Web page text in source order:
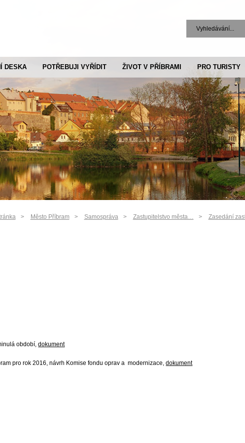
DESKA POTŘEBUJI VYŘÍDIT ŽIVOT V PŘÍBRAMI PRO TURISTY
Město Příbram Samospráva Zastupitelstvo města… Zasedání
období,dokument
pro rok 2016, návrh Komise fondu oprav a modernizace,dokument